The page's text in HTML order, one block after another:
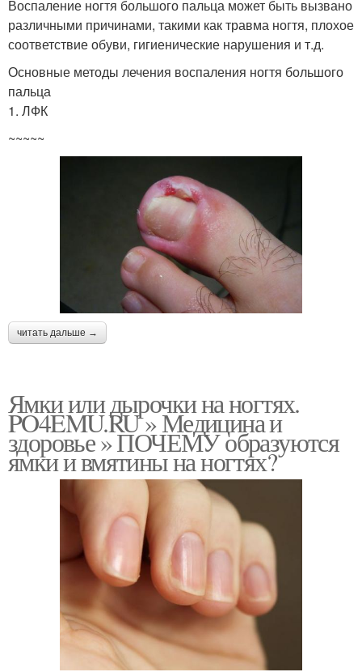
Воспаление ногтя большого пальца может быть вызвано
различными причинами, такими как травма ногтя, плохое
соответствие обуви, гигиенические нарушения и т.д.
Основные методы лечения воспаления ногтя большого
пальца
1. ЛФК
~~~~~
читать дальше →
Ямки или дырочки на ногтях.
PO4EMU.RU » Медицина и
здоровье » ПОЧЕМУ образуются
ямки и вмятины на ногтях?